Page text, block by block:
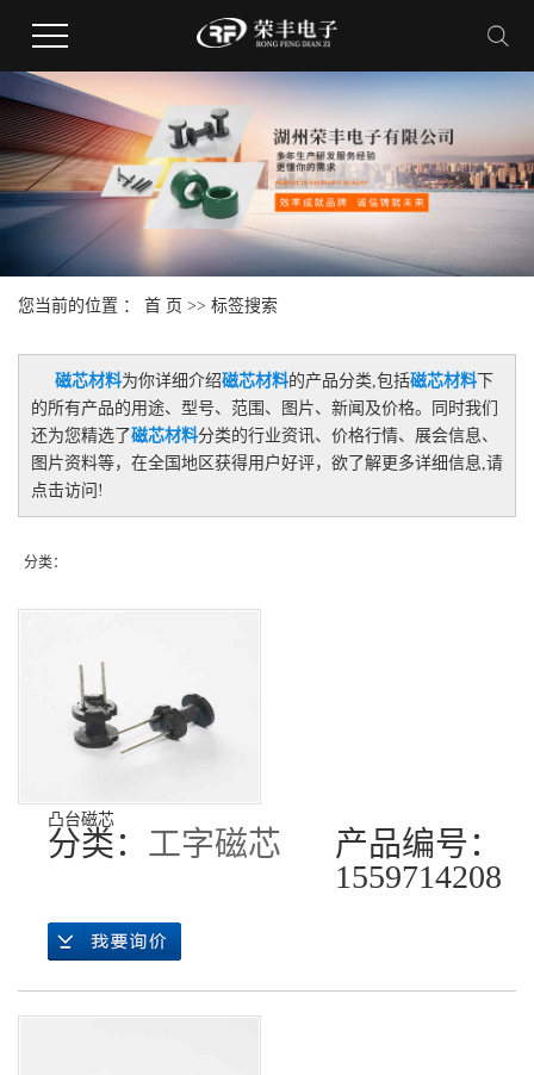
您当前的位置 ： 首 页 >> 标签搜索
磁芯材料为你详细介绍磁芯材料的产品分类,包括磁芯材料 下
的所有产品的用途、型号、范围、图片、新闻及价格。同时我们
还为您精选了磁芯材料分类的行业资讯、价格行情、展会信息、
图片资料等，在全国地区获得用户好评，欲了解更多详细信息,请
点击访问!
分类：
凸台磁芯
分类： 工字磁芯
产品编号：
1559714208